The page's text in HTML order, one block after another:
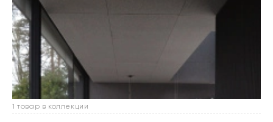
1 товар в коллекции